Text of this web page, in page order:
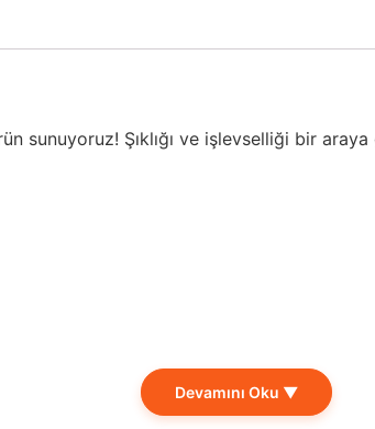
sunuyoruz! Şıklığı ve işlevselliği bir
aydınlatma için mükemmel bir
aynı zamanda estetik bir görünüm sunar.
Devamını Oku ▼